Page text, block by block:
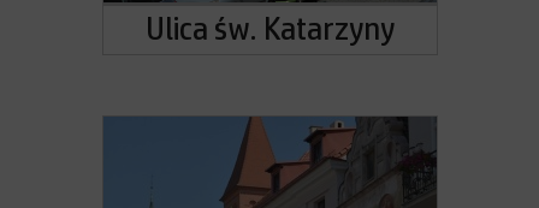
Ulica św. Katarzyny